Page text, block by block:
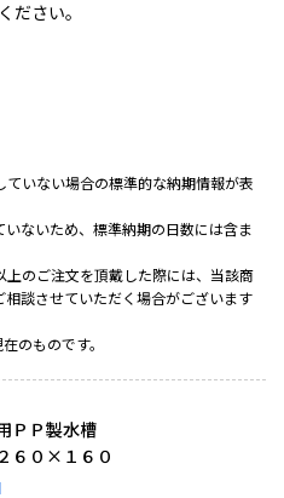
ださい。
いない場合の標準的な納期情報が表
ないため、標準納期の日数には含ま
のご注文を頂戴した際には、当該商
談させていただく場合がございます
のものです。
ＰＰ製水槽
６０×１６０